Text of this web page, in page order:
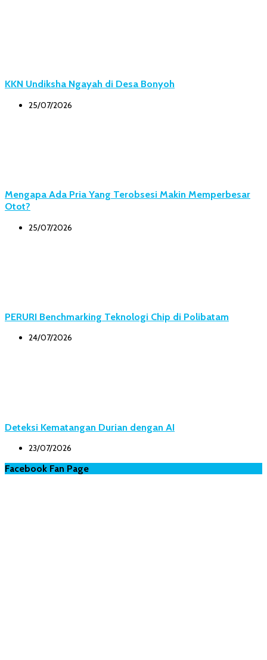
KKN Undiksha Ngayah di Desa Bonyoh
25/07/2026
Mengapa Ada Pria Yang Terobsesi Makin Memperbesar
Otot?
25/07/2026
PERURI Benchmarking Teknologi Chip di Polibatam
24/07/2026
Deteksi Kematangan Durian dengan AI
23/07/2026
Facebook Fan Page